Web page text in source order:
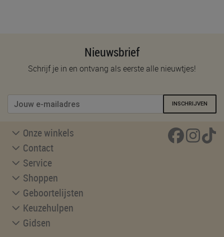
Nieuwsbrief
Schrijf je in en ontvang als eerste alle nieuwtjes!
INSCHRIJVEN
Onze winkels
Contact
Service
Shoppen
Geboortelijsten
Keuzehulpen
Gidsen